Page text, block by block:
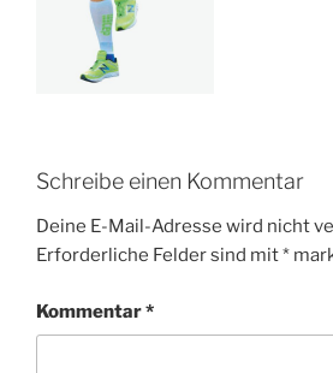
Schreibe einen Kommentar
Deine E-Mail-Adresse wird nicht
Erforderliche Felder sind mit*
Kommentar*